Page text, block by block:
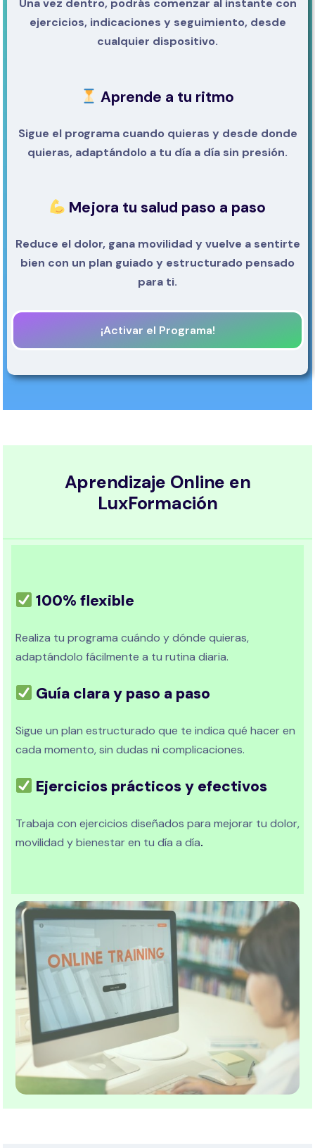
Una vez dentro, podrás comenzar al instante con
ejercicios, indicaciones y seguimiento, desde
cualquier dispositivo.
Aprende a tu ritmo
Sigue el programa cuando quieras y desde donde
quieras, adaptándolo a tu día a día sin presión.
Mejora tu salud paso a paso
Reduce el dolor, gana movilidad y vuelve a sentirte
bien con un plan guiado y estructurado pensado
para ti.
¡Activar el Programa!
Aprendizaje Online en
LuxFormación
100% flexible
Realiza tu programa cuándo y dónde quieras,
adaptándolo fácilmente a tu rutina diaria.
Guía clara y paso a paso
Sigue un plan estructurado que te indica qué hacer en
cada momento, sin dudas ni complicaciones.
Ejercicios prácticos y efectivos
Trabaja con ejercicios diseñados para mejorar tu dolor,
movilidad y bienestar en tu día a día.